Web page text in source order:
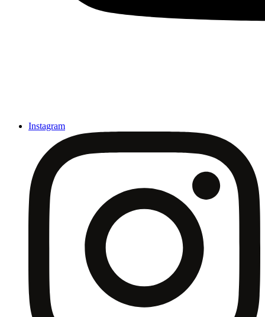
Instagram